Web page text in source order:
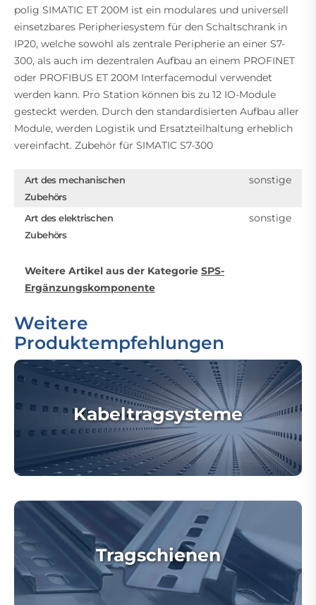
polig SIMATIC ET 200M ist ein modulares und universell
einsetzbares Peripheriesystem für den Schaltschrank in
IP20, welche sowohl als zentrale Peripherie an einer S7-
300, als auch im dezentralen Aufbau an einem PROFINET
oder PROFIBUS ET 200M Interfacemodul verwendet
werden kann. Pro Station können bis zu 12 IO-Module
gesteckt werden. Durch den standardisierten Aufbau aller
Module, werden Logistik und Ersatzteilhaltung erheblich
vereinfacht. Zubehör für SIMATIC S7-300
Art des mechanischen
Zubehörs
sonstige
Art des elektrischen
Zubehörs
sonstige
Weitere Artikel aus der Kategorie SPS-
Ergänzungskomponente
Weitere
Produktempfehlungen
Kabeltragsysteme
Tragschienen